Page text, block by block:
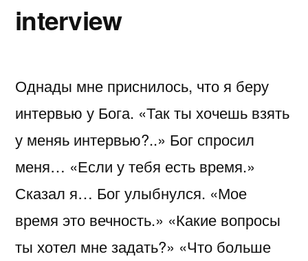
interview
Однады мне приснилось, что я беру
интервью у Бога. «Так ты хочешь взять
у меняь интервью?..» Бог спросил
меня… «Если у тебя есть время.»
Сказал я… Бог улыбнулся. «Мое
время это вечность.» «Какие вопросы
ты хотел мне задать?» «Что больше